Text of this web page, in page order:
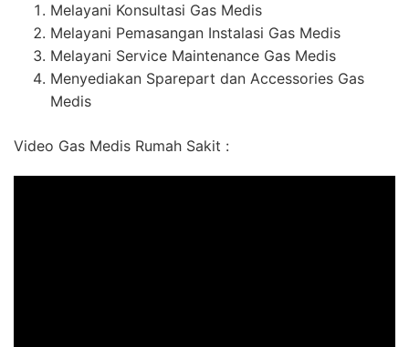
Melayani Konsultasi Gas Medis
Melayani Pemasangan Instalasi Gas Medis
Melayani Service Maintenance Gas Medis
Menyediakan Sparepart dan Accessories Gas
Medis
Video Gas Medis Rumah Sakit :